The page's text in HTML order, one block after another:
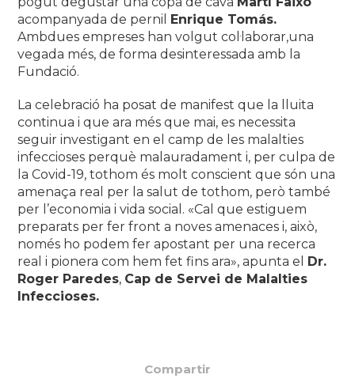
acompanyada de pernil
Enrique Tomás.
Ambdues empreses han volgut col·laborar,una
vegada més, de forma desinteressada amb la
Fundació.
La celebració ha posat de manifest que la lluita
continua i que ara més que mai, es necessita
seguir investigant en el camp de les malalties
infeccioses perquè malauradament i, per culpa de
la Covid-19, tothom és molt conscient que són una
amenaça real per la salut de tothom, però també
per l’economia i vida social. «Cal que estiguem
preparats per fer front a noves amenaces i, això,
només ho podem fer apostant per una recerca
real i pionera com hem fet fins ara», apunta el
Dr.
Roger Paredes, Cap de Servei de Malalties
Infeccioses.
Compartir